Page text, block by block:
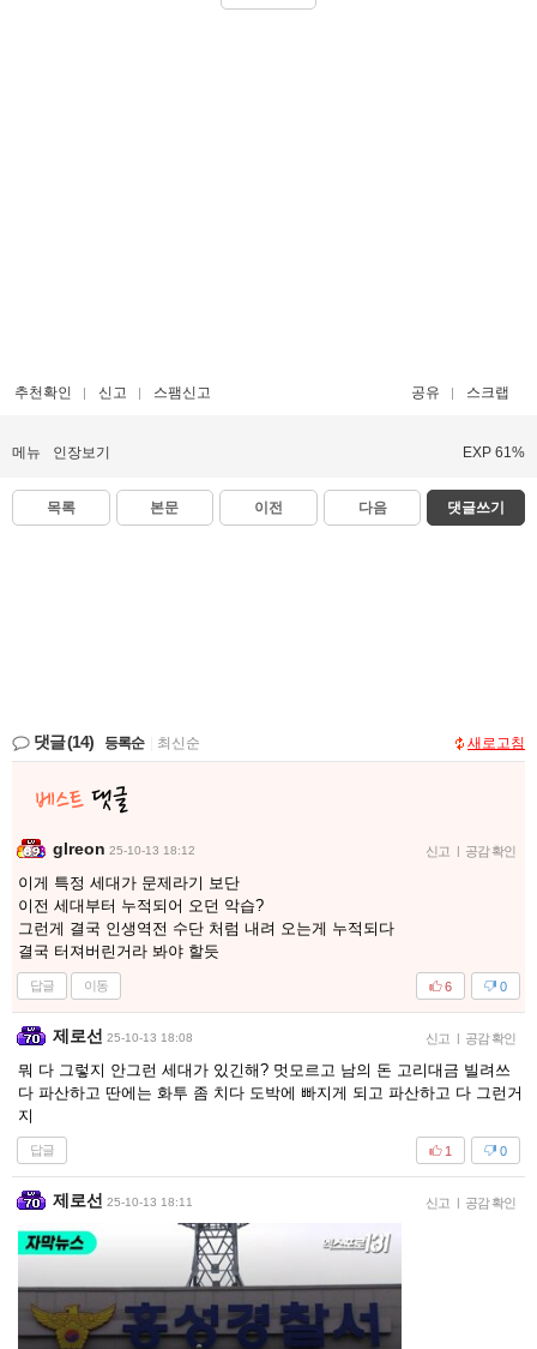
추천확인 신고 스팸신고 공유 스크랩
메뉴 인장보기 EXP 61%
목록 본문 이전 다음 댓글쓰기
댓글(14) 등록순 최신순 새로고침
glreon 25-10-13 18:12 신고 | 공감 확인
이게 특정 세대가 문제라기 보단
이전 세대부터 누적되어 오던 악습?
그런게 결국 인생역전 수단 처럼 내려 오는게 누적되다
결국 터져버린거라 봐야 할듯
답글 이동 0
6
제로선 25-10-13 18:08 신고 | 공감 확인
뭐 다 그렇지 안그런 세대가 있긴해? 멋모르고 남의 돈 고리대금 빌려쓰
다 파산하고 딴에는 화투 좀 치다 도박에 빠지게 되고 파산하고 다 그런거
지
답글 0
1
제로선 25-10-13 18:11 신고 | 공감 확인